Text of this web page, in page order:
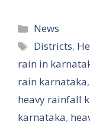
Categories
News
Tags
Districts,
rain in
rain karnataka,
heavy rainfall
karnataka,